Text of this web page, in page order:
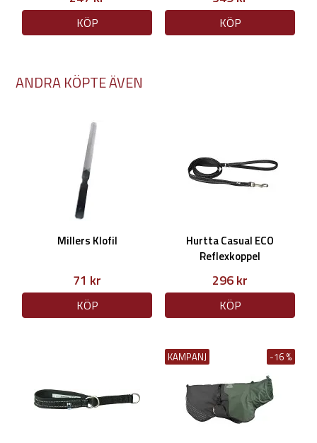
KÖP KÖP
ANDRA KÖPTE ÄVEN
Millers Klofil
71 kr
KÖP
Hurtta Casual ECO
Reflexkoppel
296 kr
KÖP
KAMPANJ -16 %